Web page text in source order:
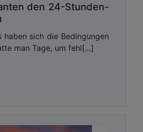
den 24-Stunden-
sich die Bedingungen
man Tage, um fehl[...]